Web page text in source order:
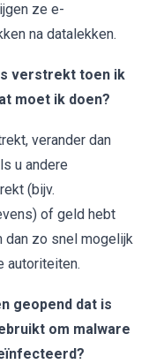
ze e-
na datalekken.
verstrekt toen ik
moet ik doen?
verander dan
u andere
(bijv.
of geld hebt
dan zo snel mogelijk
autoriteiten.
geopend dat is
om malware